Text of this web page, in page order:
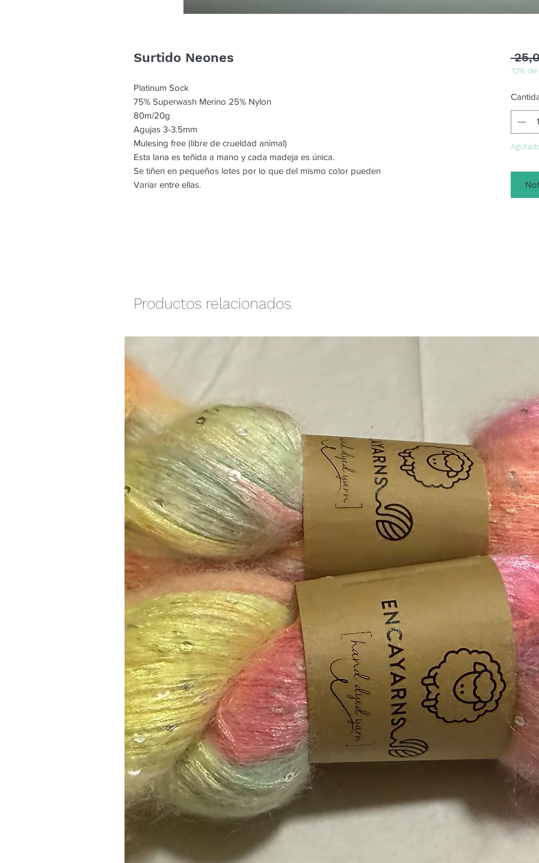
Surtido Neones
Platinum Sock
75% Superwash Merino 25% Nylon
80m/20g
Agujas 3-3.5mm
Mulesing free (libre de crueldad animal)
Esta lana es teñida a mano y cada madeja es única.
Se tiñen en pequeños lotes por lo que del mismo color pueden
Variar entre ellas.
10%
Productos relacionados